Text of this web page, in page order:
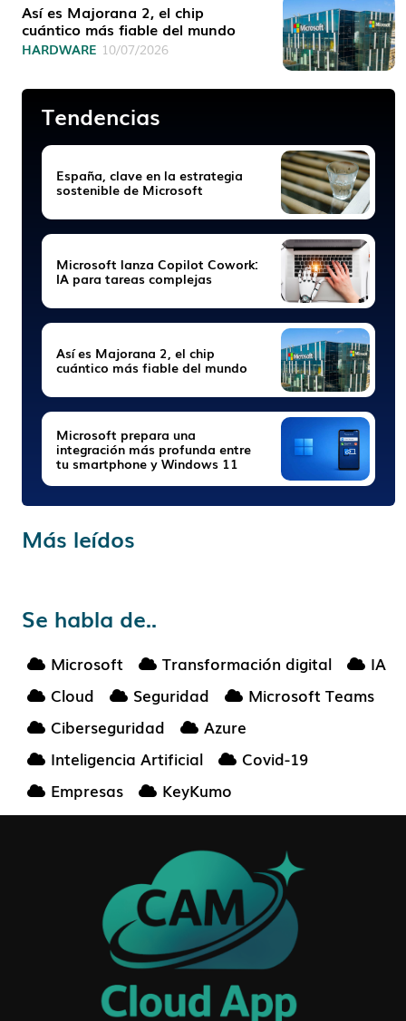
Así es Majorana 2, el chip
cuántico más fiable del mundo
HARDWARE 10/07/2026
Tendencias
España, clave en la estrategia
sostenible de Microsoft
Microsoft lanza Copilot Cowork:
IA para tareas complejas
Así es Majorana 2, el chip
cuántico más fiable del mundo
Microsoft prepara una
integración más profunda entre
tu smartphone y Windows 11
Más leídos
Se habla de..
Microsoft Transformación digital
IA
Cloud
Seguridad
Microsoft Teams
Ciberseguridad
Azure
Inteligencia Artificial
Covid-19
Empresas
KeyKumo